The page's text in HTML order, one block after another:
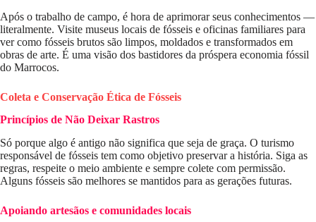
Após o trabalho de campo, é hora de aprimorar seus conhecimentos —
literalmente. Visite museus locais de fósseis e oficinas familiares para
ver como fósseis brutos são limpos, moldados e transformados em
obras de arte. É uma visão dos bastidores da próspera economia fóssil
do Marrocos.
Coleta e Conservação Ética de Fósseis
Princípios de Não Deixar Rastros
Só porque algo é antigo não significa que seja de graça. O turismo
responsável de fósseis tem como objetivo preservar a história. Siga as
regras, respeite o meio ambiente e sempre colete com permissão.
Alguns fósseis são melhores se mantidos para as gerações futuras.
Apoiando artesãos e comunidades locais